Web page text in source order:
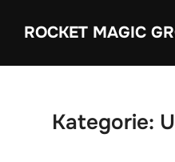
InhaltROCKET MAGIC
Kategorie: